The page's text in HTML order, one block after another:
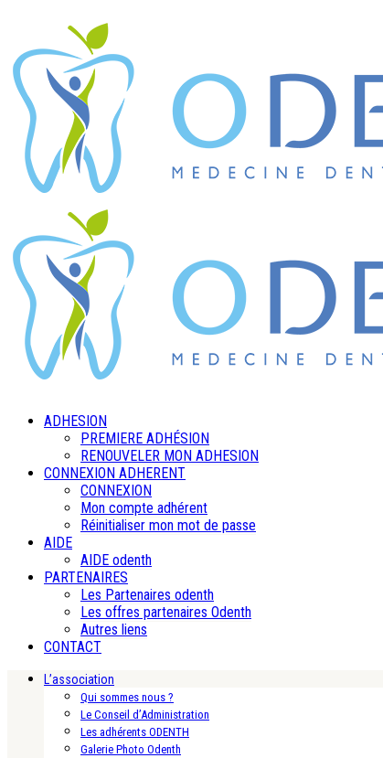
ADHESION
PREMIERE ADHÉSION
RENOUVELER MON ADHESION
CONNEXION ADHERENT
CONNEXION
Mon compte adhérent
Réinitialiser mon mot de passe
AIDE
AIDE odenth
PARTENAIRES
Les Partenaires odenth
Les offres partenaires Odenth
Autres liens
CONTACT
L’association
Qui sommes nous ?
Le Conseil d’Administration
Les adhérents ODENTH
Galerie Photo Odenth